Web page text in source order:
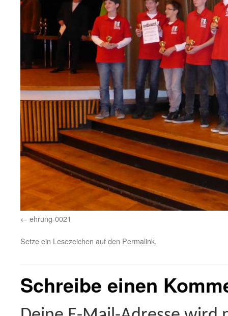
ehrung-0021
Setze ein Lesezeichen auf den Permalink.
Schreibe einen